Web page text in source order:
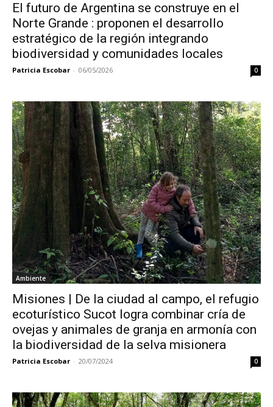
El futuro de Argentina se construye en el
Norte Grande : proponen el desarrollo
estratégico de la región integrando
biodiversidad y comunidades locales
Patricia Escobar - 06/05/2026 0
Ambiente
Misiones | De la ciudad al campo, el refugio
ecoturístico Sucot logra combinar cría de
ovejas y animales de granja en armonía con
la biodiversidad de la selva misionera
Patricia Escobar - 20/07/2024 0